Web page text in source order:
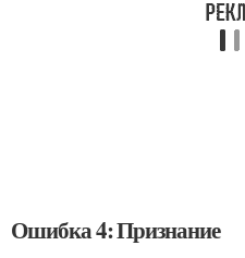
Ошибка 4: Признание